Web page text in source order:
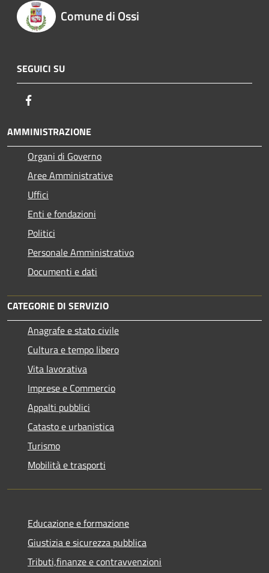
Comune di Ossi
SEGUICI SU
AMMINISTRAZIONE
Organi di Governo
Aree Amministrative
Uffici
Enti e fondazioni
Politici
Personale Amministrativo
Documenti e dati
CATEGORIE DI SERVIZIO
Anagrafe e stato civile
Cultura e tempo libero
Vita lavorativa
Imprese e Commercio
Appalti pubblici
Catasto e urbanistica
Turismo
Mobilità e trasporti
Educazione e formazione
Giustizia e sicurezza pubblica
Tributi,finanze e contravvenzioni